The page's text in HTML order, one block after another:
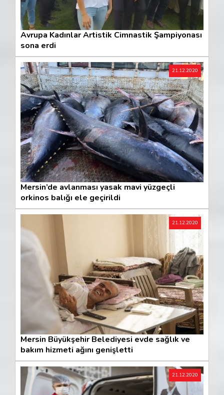
Avrupa Kadınlar Artistik Cimnastik Şampiyonası
sona erdi
21.12.2020
Mersin’de avlanması yasak mavi yüzgeçli
orkinos balığı ele geçirildi
21.12.2020
Mersin Büyükşehir Belediyesi evde sağlık ve
bakım hizmeti ağını genişletti
21.12.2020